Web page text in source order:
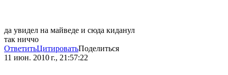
да увидел на майведе и сюда киданул
так ниччо
ОтветитьЦитироватьПоделиться
11 июн. 2010 г., 21:57:22